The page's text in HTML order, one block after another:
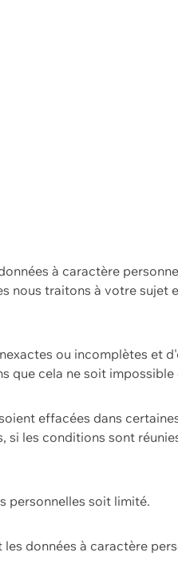
à caractère
nous traitons à votre sujet
ou incomplètes et
que cela ne soit
effacées dans
les conditions sont
personnelles soit limité.
données à caractère